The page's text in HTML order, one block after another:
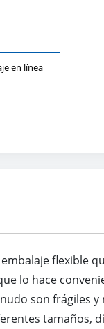
en línea
flexible
lo hace
son frágiles y
tamaños,